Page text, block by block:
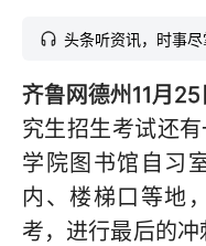
头条听资讯，时事尽
齐鲁网德州11月
究生招生考试还
学院图书馆自习
内、楼梯口等地
考，进行最后的